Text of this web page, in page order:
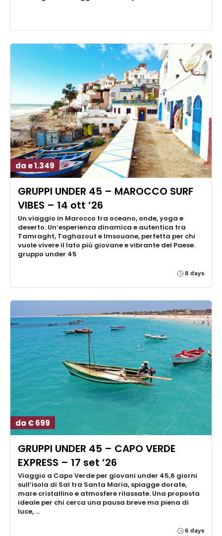
da e 1.349
GRUPPI UNDER 45 – MAROCCO SURF
VIBES – 14 ott ’26
Un viaggio in Marocco tra oceano, onde, yoga e
deserto. Un’esperienza dinamica e autentica tra
Tamraght, Taghazout e Imsouane, perfetta per chi
vuole vivere il lato più giovane e vibrante del Paese.
gruppo under 45
8 days
da € 699
GRUPPI UNDER 45 – CAPO VERDE
EXPRESS – 17 set ’26
Viaggio a Capo Verde per giovani under 45,6 giorni
sull’isola di Sal tra Santa Maria, spiagge dorate,
mare cristallino e atmosfere rilassate. Una proposta
ideale per chi cerca una pausa breve ma piena di
luce, …
6 days